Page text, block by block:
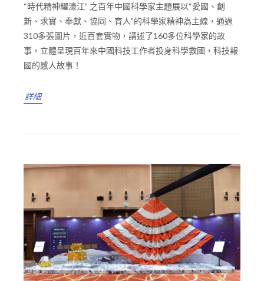
“時代精神耀濠江” 之百年中國科學家主題展以“愛國、創
新、求實、奉獻、協同、育人”的科學家精神為主線，通過
310多張圖片，近百套實物，講述了160多位科學家的故
事，立體呈現百年來中國科技工作者投身科學救國，科技報
國的感人故事！
詳細